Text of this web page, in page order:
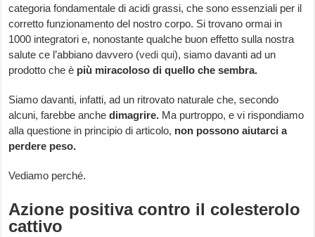
categoria fondamentale di acidi grassi, che sono essenziali per il
corretto funzionamento del nostro corpo. Si trovano ormai in
1000 integratori e, nonostante qualche buon effetto sulla nostra
salute ce l’abbiano davvero (vedi qui), siamo davanti ad un
prodotto che è più miracoloso di quello che sembra.
Siamo davanti, infatti, ad un ritrovato naturale che, secondo
alcuni, farebbe anchedimagrire. Ma purtroppo, e vi rispondiamo
alla questione in principio di articolo, non possono aiutarci a
perdere peso.
Vediamo perché.
Azione positiva contro il colesterolo
cattivo